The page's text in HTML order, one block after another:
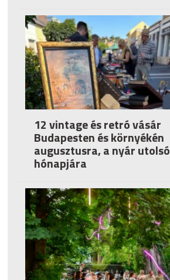
12 vintage és retró vásár
Budapesten és környékén
augusztusra, a nyár utolsó
hónapjára